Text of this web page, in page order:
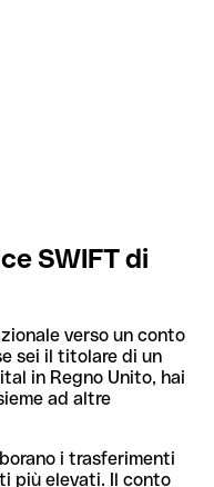
SWIFT di
verso un conto
sei il titolare di un
in Regno Unito, hai
ad altre
i trasferimenti
più elevati. Il conto